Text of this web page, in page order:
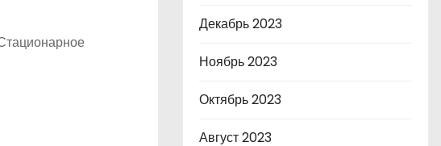
Декабрь 2023
Ноябрь 2023
Октябрь 2023
Август 2023